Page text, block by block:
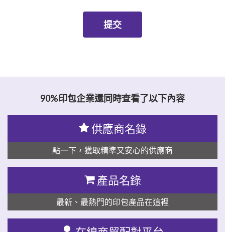
90%印包企業還同時查看了以下內容
供應商名錄
點一下，獲取精準又安心的供應商
產品名錄
最新、最熱門的印包產品在這裡